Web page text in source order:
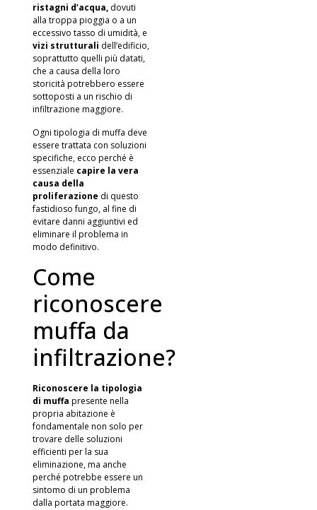
ristagni d’acqua,dovuti
alla troppa pioggia o a un
eccessivo tasso di umidità, e
vizi strutturali dell’edificio,
soprattutto quelli più datati,
che a causa della loro
storicità potrebbero essere
sottoposti a un rischio di
infiltrazione maggiore.
Ogni tipologia di muffa deve
essere trattata con soluzioni
specifiche, ecco perché è
essenziale capire la vera
causa della
proliferazione di questo
fastidioso fungo, al fine di
evitare danni aggiuntivi ed
eliminare il problema in
modo definitivo.
Come
riconoscere
muffa da
infiltrazione?
Riconoscere la tipologia
di muffa presente nella
propria abitazione è
fondamentale non solo per
trovare delle soluzioni
efficienti per la sua
eliminazione, ma anche
perché potrebbe essere un
sintomo di un problema
dalla portata maggiore.